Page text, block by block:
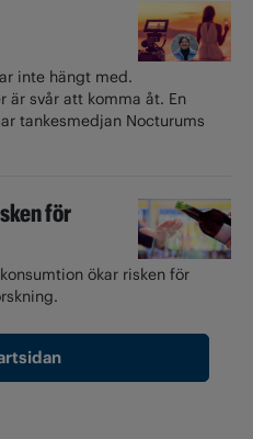
inte hängt med.
är svår att komma åt. En
tankesmedjan Nocturums
för
ökar risken för